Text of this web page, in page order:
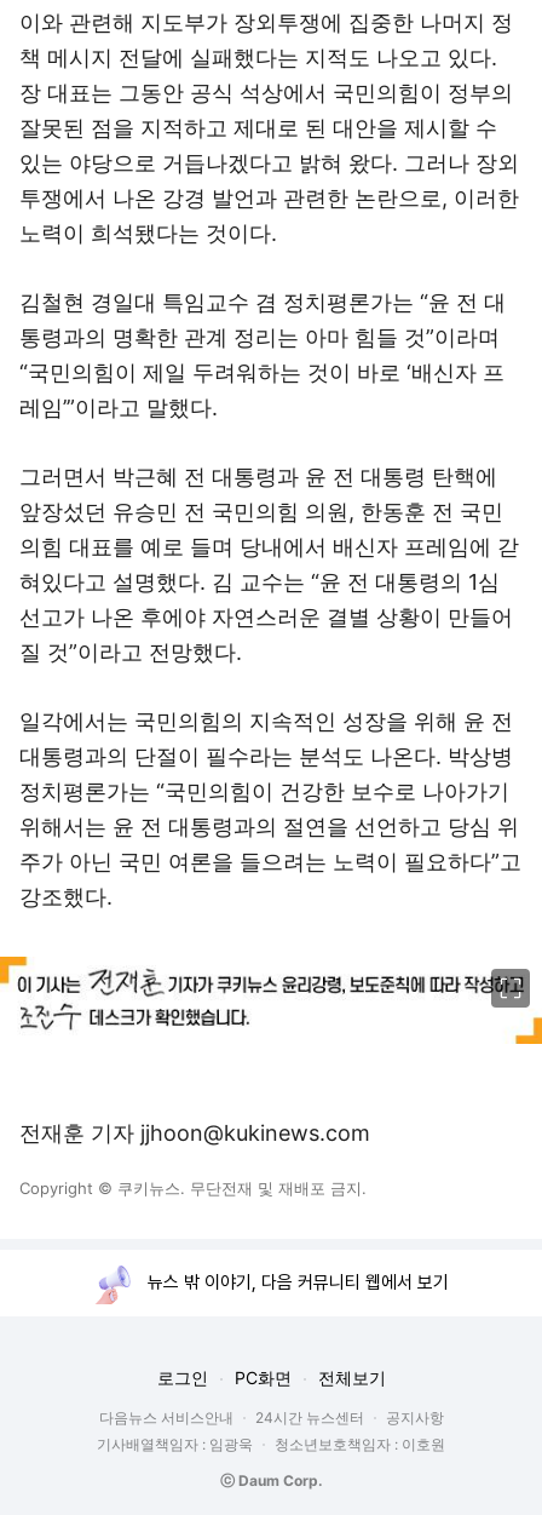
이와 관련해 지도부가 장외투쟁에 집중한 나머지 정
책 메시지 전달에 실패했다는 지적도 나오고 있다.
장 대표는 그동안 공식 석상에서 국민의힘이 정부의
잘못된 점을 지적하고 제대로 된 대안을 제시할 수
있는 야당으로 거듭나겠다고 밝혀 왔다. 그러나 장외
투쟁에서 나온 강경 발언과 관련한 논란으로, 이러한
노력이 희석됐다는 것이다.
김철현 경일대 특임교수 겸 정치평론가는 “윤 전 대
통령과의 명확한 관계 정리는 아마 힘들 것”이라며
“국민의힘이 제일 두려워하는 것이 바로 ‘배신자 프
레임’”이라고 말했다.
그러면서 박근혜 전 대통령과 윤 전 대통령 탄핵에
앞장섰던 유승민 전 국민의힘 의원, 한동훈 전 국민
의힘 대표를 예로 들며 당내에서 배신자 프레임에 갇
혀있다고 설명했다. 김 교수는 “윤 전 대통령의 1심
선고가 나온 후에야 자연스러운 결별 상황이 만들어
질 것”이라고 전망했다.
일각에서는 국민의힘의 지속적인 성장을 위해 윤 전
대통령과의 단절이 필수라는 분석도 나온다. 박상병
정치평론가는 “국민의힘이 건강한 보수로 나아가기
위해서는 윤 전 대통령과의 절연을 선언하고 당심 위
주가 아닌 국민 여론을 들으려는 노력이 필요하다”고
강조했다.
전재훈 기자 jjhoon@kukinews.com
Copyright © 쿠키뉴스. 무단전재 및 재배포 금지.
뉴스 밖 이야기, 다음 커뮤니티 웹에서 보기
로그인 PC화면 전체보기
다음뉴스 서비스안내 24시간 뉴스센터
공지사항
기사배열책임자 : 임광욱
청소년보호책임자 : 이호원
ⓒ Daum Corp.